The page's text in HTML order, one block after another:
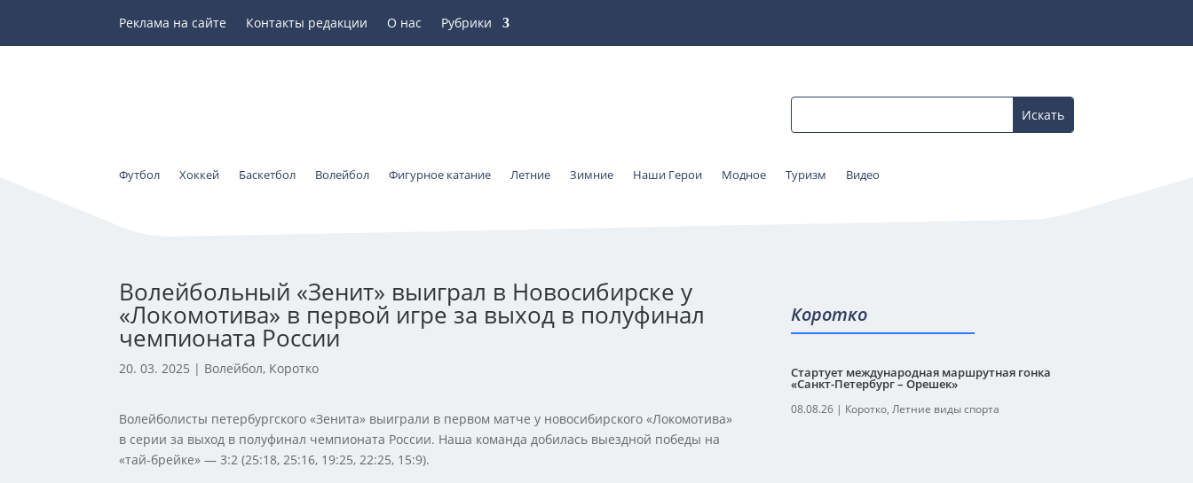
Реклама на сайте Контакты редакции О нас Рубрики
Футбол Хоккей Баскетбол Волейбол Фигурное катание Летние Зимние Наши Герои Модное Туризм Видео
Волейбольный «Зенит» выиграл в Новосибирске у
«Локомотива» в первой игре за выход в полуфинал
чемпионата России
20. 03. 2025 | Волейбол, Коротко
Волейболисты петербургского «Зенита» выиграли в первом матче у новосибирского «Локомотива»
в серии за выход в полуфинал чемпионата России. Наша команда добилась выездной победы на
«тай-брейке» — 3:2 (25:18, 25:16, 19:25, 22:25, 15:9).
Коротко
Стартует международная маршрутная гонка
«Санкт-Петербург – Орешек»
08.08.26| Коротко, Летние виды спорта